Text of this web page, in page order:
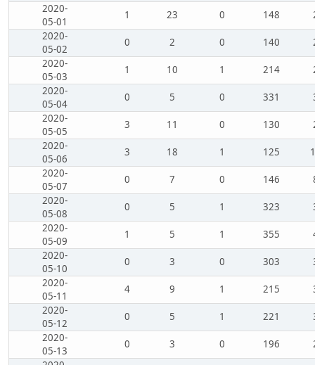
2020-
05-01
1 23 0 148
2020-
05-02
0 2 0 140
2020-
05-03
1 10 1 214
2020-
05-04
0 5 0 331
2020-
05-05
3 11 0 130
2020-
05-06
3 18 1 125
2020-
05-07
0 7 0 146
2020-
05-08
0 5 1 323
2020-
05-09
1 5 1 355
2020-
05-10
0 3 0 303
2020-
05-11
4 9 1 215
2020-
05-12
0 5 1 221
2020-
05-13
0 3 0 196